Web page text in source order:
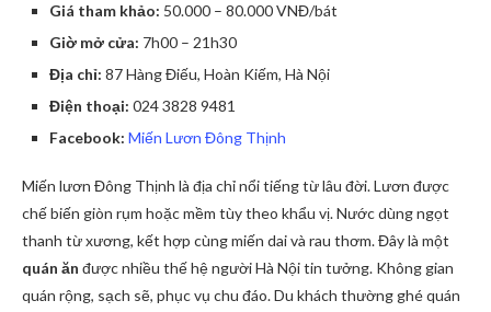
Giá tham khảo: 50.000 – 80.000 VNĐ/bát
Giờ mở cửa: 7h00 – 21h30
Địa chỉ: 87 Hàng Điếu, Hoàn Kiếm, Hà Nội
Điện thoại: 024 3828 9481
Facebook: Miến Lươn Đông Thịnh
Miến lươn Đông Thịnh là địa chỉ nổi tiếng từ lâu đời. Lươn được
chế biến giòn rụm hoặc mềm tùy theo khẩu vị. Nước dùng ngọt
thanh từ xương, kết hợp cùng miến dai và rau thơm. Đây là một
quán ăn được nhiều thế hệ người Hà Nội tin tưởng. Không gian
quán rộng, sạch sẽ, phục vụ chu đáo. Du khách thường ghé quán